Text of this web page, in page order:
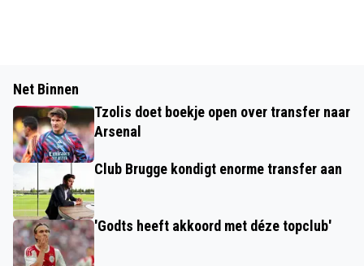
Net Binnen
Tzolis doet boekje open over transfer naar
Arsenal
Club Brugge kondigt enorme transfer aan
'Godts heeft akkoord met déze topclub'